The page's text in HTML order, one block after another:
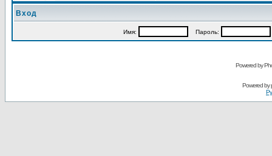
Вход
Имя: Пароль:
Powered by
Powered by